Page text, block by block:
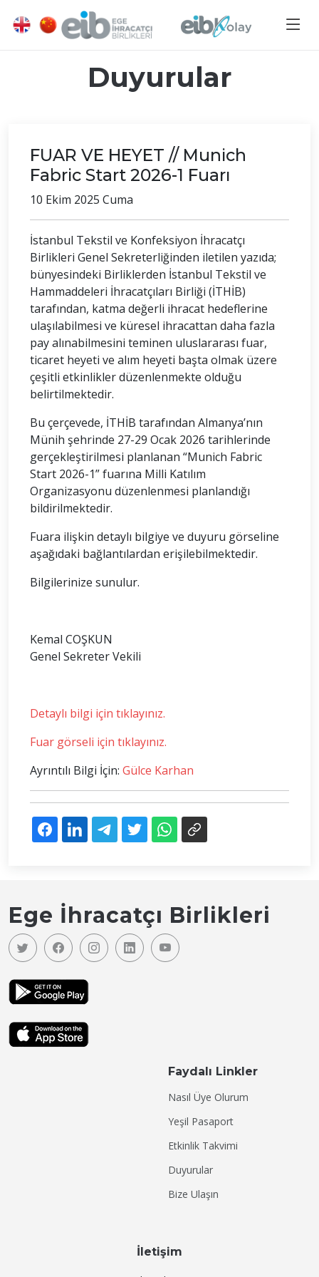
Duyurular
FUAR VE HEYET // Munich
Fabric Start 2026-1 Fuarı
10 Ekim 2025 Cuma
İstanbul Tekstil ve Konfeksiyon İhracatçı
Birlikleri Genel Sekreterliğinden iletilen yazıda;
bünyesindeki Birliklerden İstanbul Tekstil ve
Hammaddeleri İhracatçıları Birliği (İTHİB)
tarafından, katma değerli ihracat hedeflerine
ulaşılabilmesi ve küresel ihracattan daha fazla
pay alınabilmesini teminen uluslararası fuar,
ticaret heyeti ve alım heyeti başta olmak üzere
çeşitli etkinlikler düzenlenmekte olduğu
belirtilmektedir.
Bu çerçevede, İTHİB tarafından Almanya’nın
Münih şehrinde 27-29 Ocak 2026 tarihlerinde
gerçekleştirilmesi planlanan “Munich Fabric
Start 2026-1” fuarına Milli Katılım
Organizasyonu düzenlenmesi planlandığı
bildirilmektedir.
Fuara ilişkin detaylı bilgiye ve duyuru görseline
aşağıdaki bağlantılardan erişilebilmektedir.
Bilgilerinize sunulur.
Kemal COŞKUN
Genel Sekreter Vekili
Detaylı bilgi için tıklayınız.
Fuar görseli için tıklayınız.
Ayrıntılı Bilgi İçin: Gülce Karhan
Ege İhracatçı Birlikleri
Faydalı Linkler
Nasıl Üye Olurum
Yeşil Pasaport
Etkinlik Takvimi
Duyurular
Bize Ulaşın
İletişim